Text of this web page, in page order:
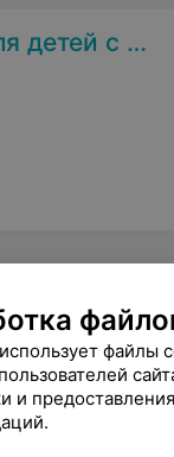
нарушением психики
файлы
и